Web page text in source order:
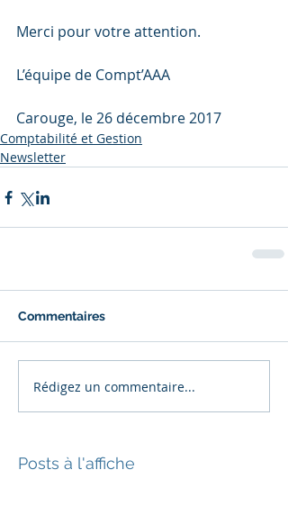
Merci pour votre attention.
L’équipe de Compt’AAA
Carouge, le 26 décembre 2017
Comptabilité et Gestion
Newsletter
Commentaires
Rédigez un commentaire...
Posts à l'affiche